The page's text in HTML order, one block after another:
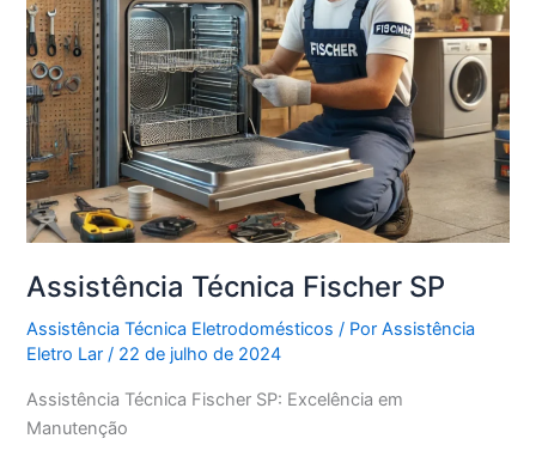
Assistência Técnica Fischer SP
Assistência Técnica Eletrodomésticos / PorAssistência
Eletro Lar/ 22 de julho de 2024
Assistência Técnica Fischer SP: Excelência em
Manutenção